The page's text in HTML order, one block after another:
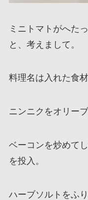
ミニトマトがへた
と、考えまして。
料理名は入れた食
ニンニクをオリー
ベーコンを炒めて
を投入。
ハーブソルトをふ